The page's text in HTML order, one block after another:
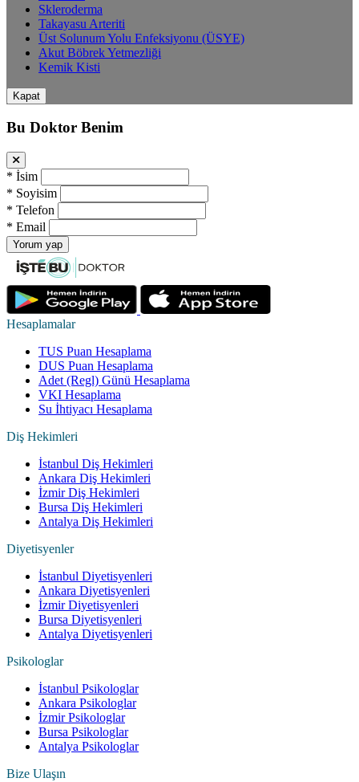
Skleroderma
Takayasu Arteriti
Üst Solunum Yolu Enfeksiyonu (ÜSYE)
Akut Böbrek Yetmezliği
Kemik Kisti
Kapat
Bu Doktor Benim
* İsim
* Soyisim
* Telefon
* Email
Yorum yap
Hesaplamalar
TUS Puan Hesaplama
DUS Puan Hesaplama
Adet (Regl) Günü Hesaplama
VKI Hesaplama
Su İhtiyacı Hesaplama
Diş Hekimleri
İstanbul Diş Hekimleri
Ankara Diş Hekimleri
İzmir Diş Hekimleri
Bursa Diş Hekimleri
Antalya Diş Hekimleri
Diyetisyenler
İstanbul Diyetisyenleri
Ankara Diyetisyenleri
İzmir Diyetisyenleri
Bursa Diyetisyenleri
Antalya Diyetisyenleri
Psikologlar
İstanbul Psikologlar
Ankara Psikologlar
İzmir Psikologlar
Bursa Psikologlar
Antalya Psikologlar
Bize Ulaşın